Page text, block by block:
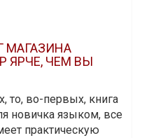
МАГАЗИНА
ЯРЧЕ, ЧЕМ ВЫ
то, во-первых, книга
новичка языком, все
практическую